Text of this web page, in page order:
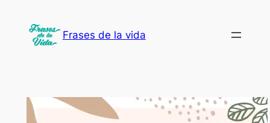
contenido
Frases de la vida